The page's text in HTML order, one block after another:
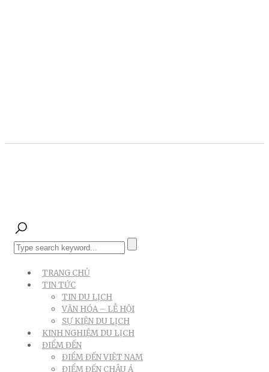
TRANG CHỦ
TIN TỨC
TIN DU LỊCH
VĂN HÓA – LỄ HỘI
SỰ KIỆN DU LỊCH
KINH NGHIỆM DU LỊCH
ĐIỂM ĐẾN
ĐIỂM ĐẾN VIỆT NAM
ĐIỂM ĐẾN CHÂU Á